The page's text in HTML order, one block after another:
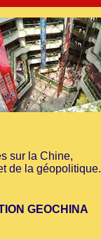
sur la Chine,
de la géopolitique.
GEOCHINA